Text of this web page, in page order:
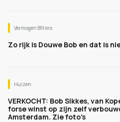
Vermogen BN’ers
Zo rijk is Douwe Bob en dat is
Huizen
VERKOCHT: Bob Sikkes, van
forse winst op zijn zelf
Amsterdam. Zie foto's